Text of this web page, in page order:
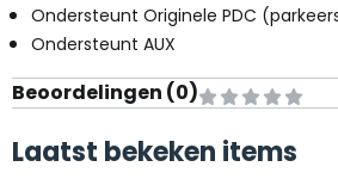
Ondersteunt Originele PDC
Ondersteunt AUX
Beoordelingen (0)
Laatst bekeken items